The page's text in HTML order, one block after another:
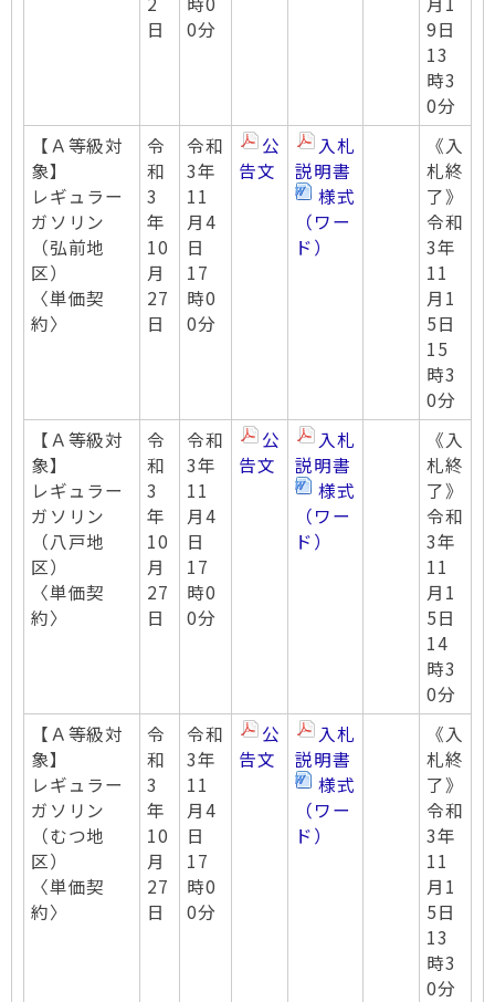
日
0分
9日
13
時3
0分
【Ａ等級対
象】
レギュラー
ガソリン
（弘前地
区）
〈単価契
約〉
令
和
3
年
10
月
27
日
令和
3年
11
月4
日
17
時0
0分
公
告文
入札
説明書
様式
（ワー
ド）
《入
札終
了》
令和
3年
11
月1
5日
15
時3
0分
【Ａ等級対
象】
レギュラー
ガソリン
（八戸地
区）
〈単価契
約〉
令
和
3
年
10
月
27
日
令和
3年
11
月4
日
17
時0
0分
公
告文
入札
説明書
様式
（ワー
ド）
《入
札終
了》
令和
3年
11
月1
5日
14
時3
0分
【Ａ等級対
象】
レギュラー
ガソリン
（むつ地
区）
〈単価契
約〉
令
和
3
年
10
月
27
日
令和
3年
11
月4
日
17
時0
0分
公
告文
入札
説明書
様式
（ワー
ド）
《入
札終
了》
令和
3年
11
月1
5日
13
時3
0分